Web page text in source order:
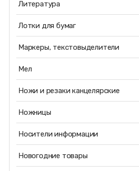
Литература
Лотки для бумаг
Маркеры, текстовыделители
Мел
Ножи и резаки канцелярские
Ножницы
Носители информации
Новогодние товары